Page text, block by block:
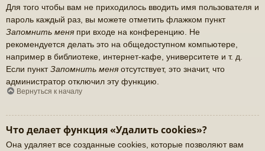
Для того чтобы вам не приходилось вводить имя пользователя и
пароль каждый раз, вы можете отметить флажком пункт
Запомнить меня при входе на конференцию. Не
рекомендуется делать это на общедоступном компьютере,
например в библиотеке, интернет-кафе, университете и т. д.
Если пунктЗапомнить меня отсутствует, это значит, что
администратор отключил эту функцию.
Вернуться к началу
Что делает функция «Удалить cookies»?
Она удаляет все созданные cookies, которые позволяют вам